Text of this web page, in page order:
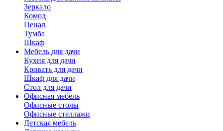
Зеркало
Комод
Пенал
Тумба
Шкаф
Мебель для дачи
Кухня для дачи
Кровать для дачи
Шкаф для дачи
Стол для дачи
Офисная мебель
Офисные столы
Офисные стеллажи
Детская мебель